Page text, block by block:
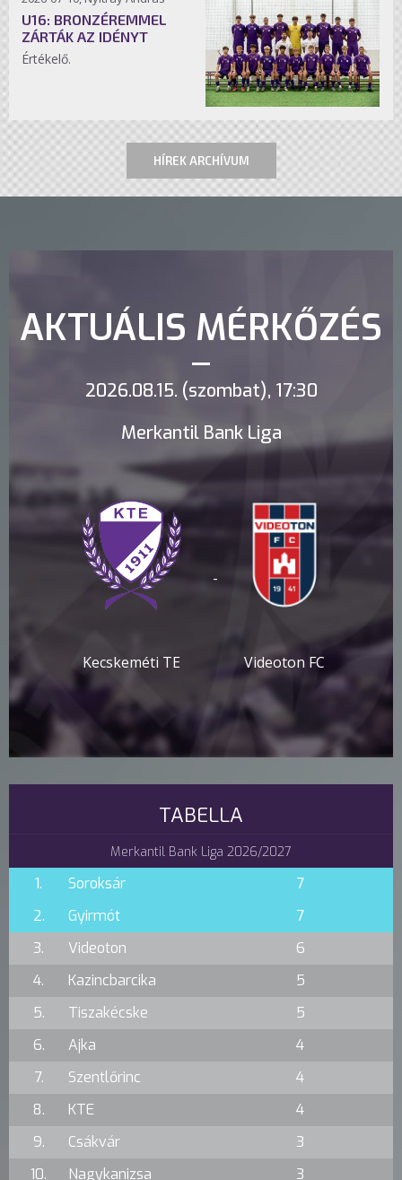
U16: BRONZÉREMMEL
ZÁRTÁK AZ IDÉNYT
Értékelő.
HÍREK ARCHÍVUM
AKTUÁLIS MÉRKŐZÉS
2026.08.15. (szombat), 17:30
Merkantil Bank Liga
Kecskeméti TE
-
Videoton FC
TABELLA
Merkantil Bank Liga 2026/2027
1. Soroksár
7
2.
Gyirmót
7
3.
Videoton
6
4.
Kazincbarcika
5
5.
Tiszakécske
5
6.
Ajka
4
7.
Szentlőrinc
4
8.
KTE
4
9.
Csákvár
3
10.
Nagykanizsa 3